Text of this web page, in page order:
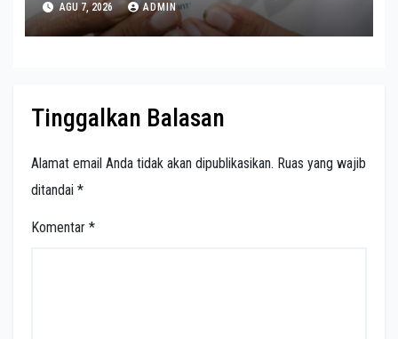
AGU 7, 2026 ADMIN
Tinggalkan Balasan
Alamat email Anda tidak akan dipublikasikan. Ruas yang wajib
ditandai *
Komentar *